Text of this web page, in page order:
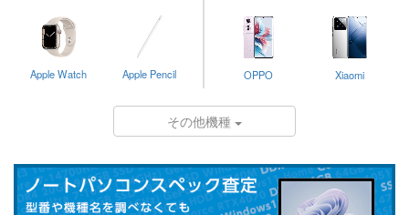
Apple Watch Apple Pencil OPPO Xiaomi
その他機種